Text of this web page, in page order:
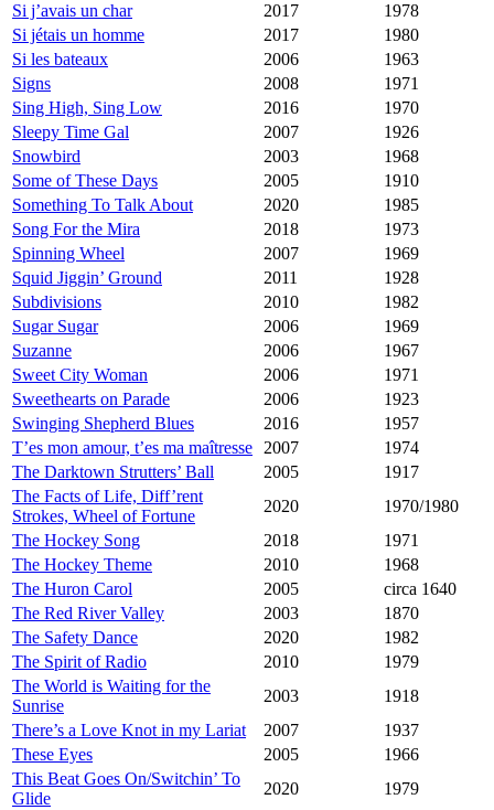
Si j’avais un char
2017
1978
Si jétais un homme
2017
1980
Si les bateaux
2006
1963
Signs
2008
1971
Sing High, Sing Low
2016
1970
Sleepy Time Gal
2007
1926
Snowbird
2003
1968
Some of These Days
2005
1910
Something To Talk About
2020
1985
Song For the Mira
2018
1973
Spinning Wheel
2007
1969
Squid Jiggin’ Ground
2011
1928
Subdivisions
2010
1982
Sugar Sugar
2006
1969
Suzanne
2006
1967
Sweet City Woman
2006
1971
Sweethearts on Parade
2006
1923
Swinging Shepherd Blues
2016
1957
T’es mon amour, t’es ma maîtresse
2007
1974
The Darktown Strutters’ Ball
2005
1917
The Facts of Life, Diff’rent
Strokes, Wheel of Fortune
2020
1970/1980
The Hockey Song
2018
1971
The Hockey Theme
2010
1968
The Huron Carol
2005
circa 1640
The Red River Valley
2003
1870
The Safety Dance
2020
1982
The Spirit of Radio
2010
1979
The World is Waiting for the
Sunrise
2003
1918
There’s a Love Knot in my Lariat
2007
1937
These Eyes
2005
1966
This Beat Goes On/Switchin’ To
Glide
2020
1979